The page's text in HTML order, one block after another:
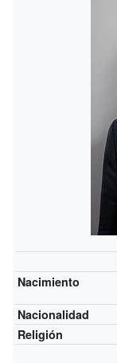
Nacimiento
Nacionalidad
Religión